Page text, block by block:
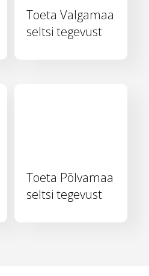
Toeta Valgamaa
seltsi tegevust
Toeta Põlvamaa
seltsi tegevust